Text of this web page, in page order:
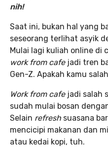
nih!
Saat ini, bukan hal yang
seseorang terlihat asyik
Mulai lagi kuliah online di
work from cafejadi tren
Gen-Z. Apakah kamu
Work from cafejadi salah
sudah mulai bosan
Selain refresh suasana
mencicipi makanan dan
atau kedai kopi, tuh.